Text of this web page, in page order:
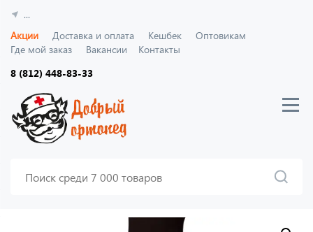
...
Акции
Доставка и оплата Кешбек
Оптовикам
Где мой заказ
Вакансии
Контакты
8 (812) 448-83-33